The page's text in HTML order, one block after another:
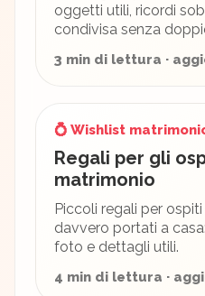
oggetti utili, ricordi
condivisa senza
3 min di lettura ·
💍 Wishlist
Regali per gli
matrimonio
Piccoli regali per
davvero portati a
foto e dettagli utili.
4 min di lettura ·